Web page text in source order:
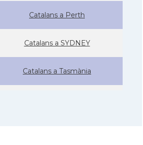
Catalans a Perth
Catalans a SYDNEY
Catalans a Tasmània